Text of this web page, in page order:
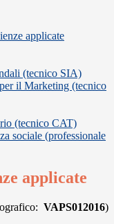
applicate
(tecnico SIA)
il Marketing (tecnico
(tecnico CAT)
sociale (professionale
applicate
VAPS012016)